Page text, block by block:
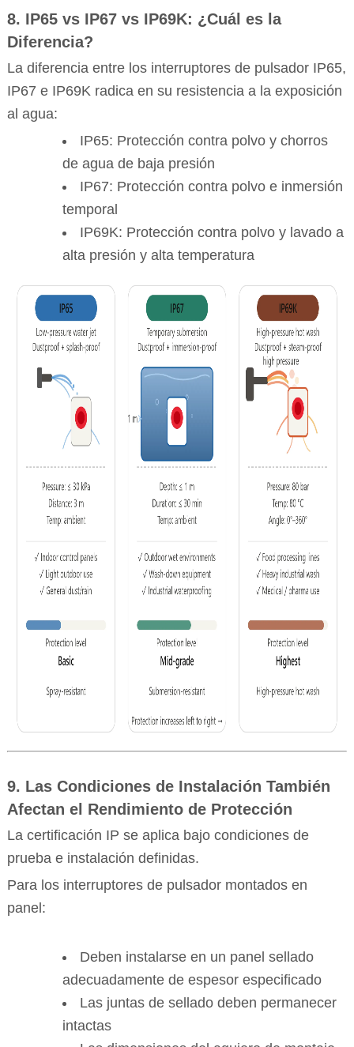
8. IP65 vs IP67 vs IP69K: ¿Cuál es la
Diferencia?
La diferencia entre los interruptores de pulsador IP65,
IP67 e IP69K radica en su resistencia a la exposición
al agua:
IP65: Protección contra polvo y chorros
de agua de baja presión
IP67: Protección contra polvo e inmersión
temporal
IP69K: Protección contra polvo y lavado a
alta presión y alta temperatura
9. Las Condiciones de Instalación También
Afectan el Rendimiento de Protección
La certificación IP se aplica bajo condiciones de
prueba e instalación definidas.
Para los interruptores de pulsador montados en
panel:
Deben instalarse en un panel sellado
adecuadamente de espesor especificado
Las juntas de sellado deben permanecer
intactas